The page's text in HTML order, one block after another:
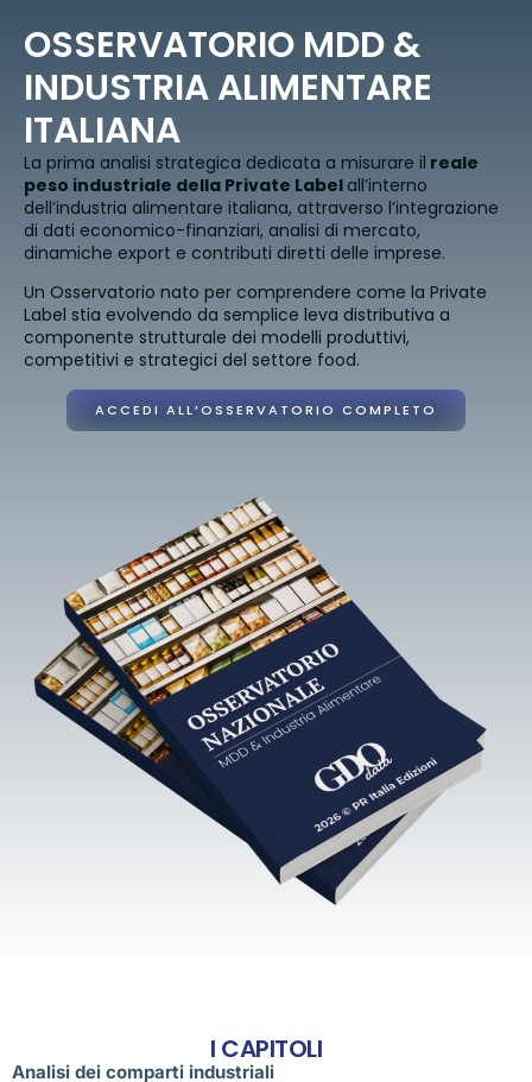
OSSERVATORIO MDD &
INDUSTRIA ALIMENTARE
ITALIANA
La prima analisi strategica dedicata a misurare il reale
peso industriale della Private Label all’interno
dell’industria alimentare italiana, attraverso l’integrazione
di dati economico-finanziari, analisi di mercato,
dinamiche export e contributi diretti delle imprese.
Un Osservatorio nato per comprendere come la Private
Label stia evolvendo da semplice leva distributiva a
componente strutturale dei modelli produttivi,
competitivi e strategici del settore food.
ACCEDI ALL’OSSERVATORIO COMPLETO
I CAPITOLI
Analisi dei comparti industriali